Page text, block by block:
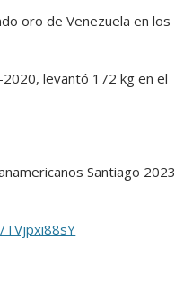
oro de Venezuela en los
levantó 172 kg en el
Santiago 2023